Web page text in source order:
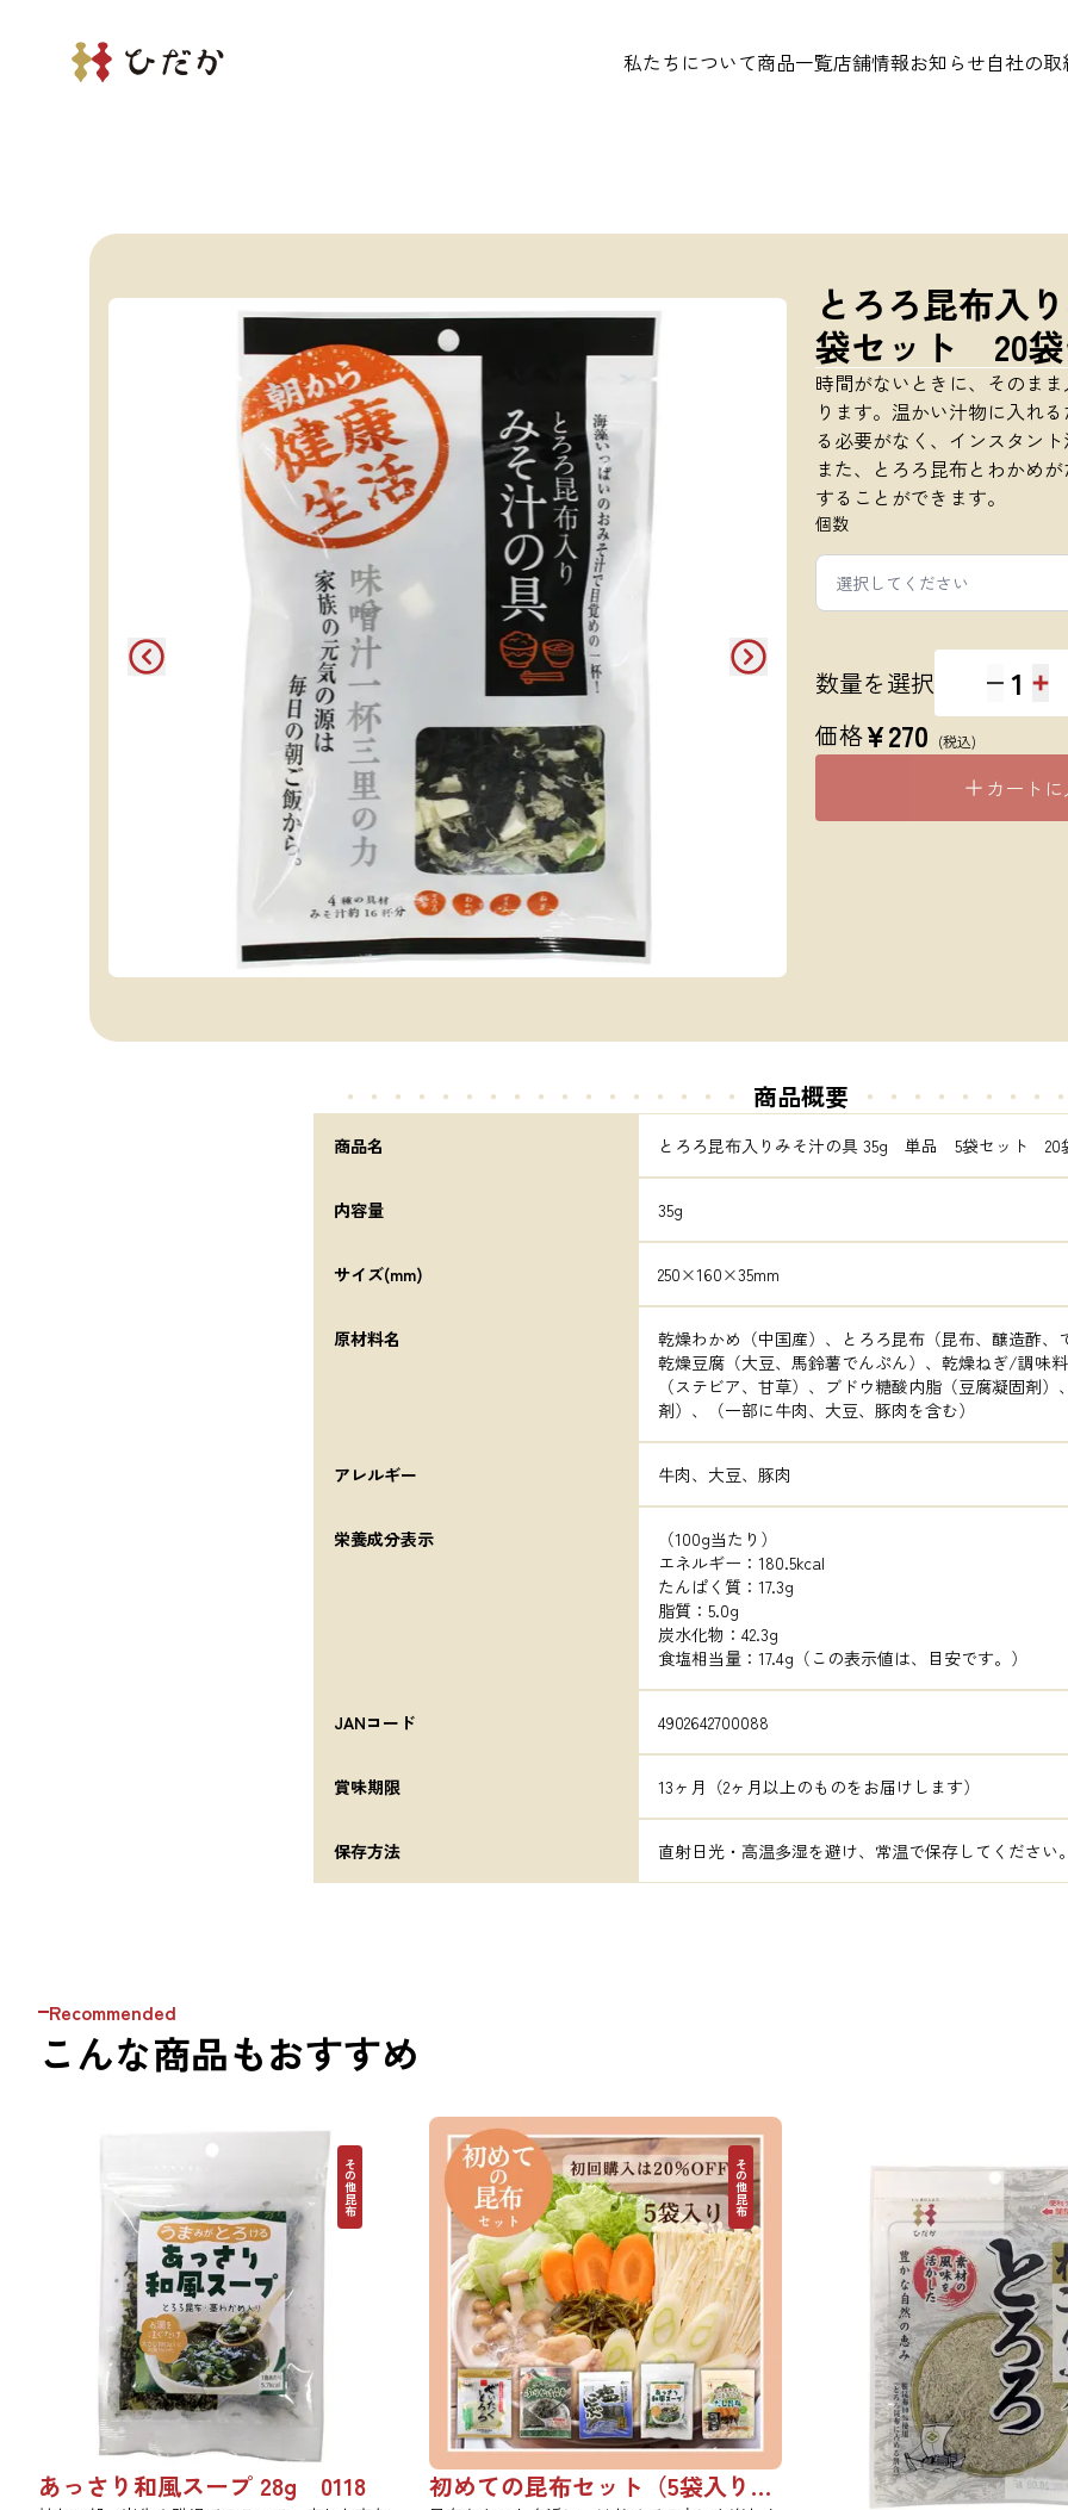
私たちについて商品一覧店舗情報お知らせ自社の
とろろ昆布入
袋セット 20
時間がないときに、そのま
ります。温かい汁物に入れ
る必要がなく、インスタン
また、とろろ昆布とわかめ
することができます。
個数
選択してください
数量を選択 1
価格¥270 (税込)
カート
・・・・・ ・・・・・・・・・・・・ 商品概要 ・・・・・ ・・・
商品名 とろろ昆布入りみそ汁の具 35g　単品　5袋セット　
内容量 35g
サイズ(mm) 250×160×35mm
原材料名
乾燥わかめ（中国産）、とろろ昆布（昆布、醸造酢、
乾燥豆腐（大豆、馬鈴薯でんぷん）、乾燥ねぎ/調味
（ステビア、甘草）、ブドウ糖酸内脂（豆腐凝固剤
剤）、（一部に牛肉、大豆、豚肉を含む）
アレルギー 牛肉、大豆、豚肉
栄養成分表示
（100g当たり）
エネルギー：180.5kcal
たんぱく質：17.3g
脂質：5.0g
炭水化物：42.3g
食塩相当量：17.4g（この表示値は、目安です。）
JANコード 4902642700088
賞味期限 13ヶ月（2ヶ月以上のものをお届けします）
保存方法 直射日光・高温多湿を避け、常温で保存してください
Recommended
こんな商品もおすすめ
その他昆布
あっさり和風スープ 28g 0118
その他昆布
初めての昆布セット（5袋入り）【初回購入は20％OFF】